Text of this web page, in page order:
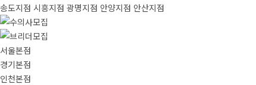
송도지점 시흥지점 광명지점 안양지점 안산지점
서울본점
경기본점
인천본점